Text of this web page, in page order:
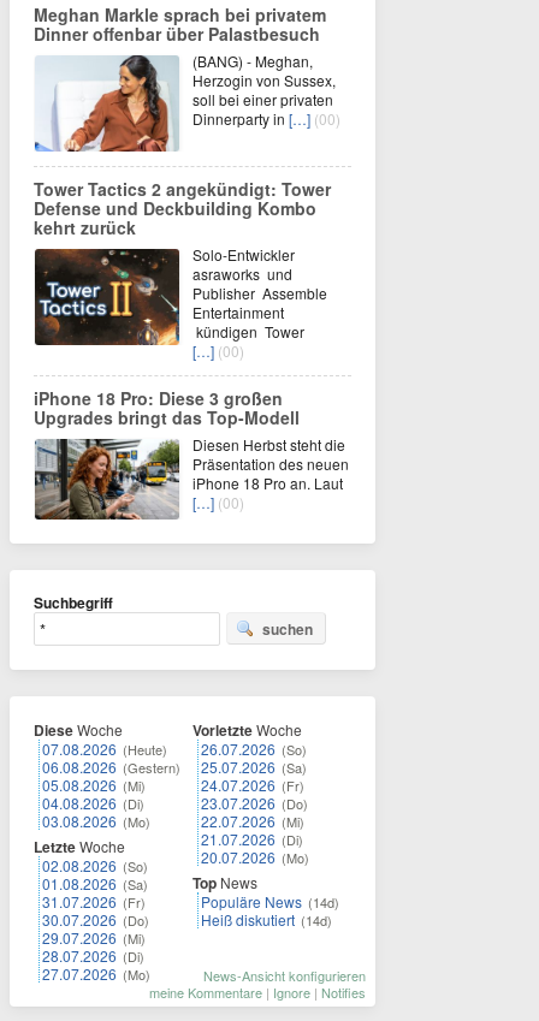
Meghan Markle sprach bei privatem
Dinner offenbar über Palastbesuch
(BANG) - Meghan,
Herzogin von Sussex,
soll bei einer privaten
Dinnerparty in […] (00)
Tower Tactics 2 angekündigt: Tower
Defense und Deckbuilding Kombo
kehrt zurück
Solo-Entwickler
asraworks und
Publisher Assemble
Entertainment
kündigen Tower
[…] (00)
iPhone 18 Pro: Diese 3 großen
Upgrades bringt das Top-Modell
Diesen Herbst steht die
Präsentation des neuen
iPhone 18 Pro an. Laut
[…] (00)
Suchbegriff
suchen
DieseWoche
07.08.2026 (Heute)
06.08.2026 (Gestern)
05.08.2026 (Mi)
04.08.2026 (Di)
03.08.2026 (Mo)
LetzteWoche
02.08.2026 (So)
01.08.2026 (Sa)
31.07.2026 (Fr)
30.07.2026 (Do)
29.07.2026 (Mi)
28.07.2026 (Di)
27.07.2026 (Mo)
VorletzteWoche
26.07.2026 (So)
25.07.2026 (Sa)
24.07.2026 (Fr)
23.07.2026 (Do)
22.07.2026 (Mi)
21.07.2026 (Di)
20.07.2026 (Mo)
Top News
Populäre News (14d)
Heiß diskutiert (14d)
News-Ansicht konfigurieren
meine Kommentare | Ignore | Notifies